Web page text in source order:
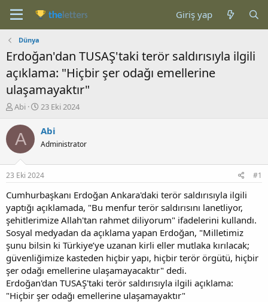
Giriş yap
Dünya
Erdoğan'dan TUSAŞ'taki terör saldırısıyla ilgili
açıklama: "Hiçbir şer odağı emellerine
ulaşamayaktır"
K
n
b
u
u
b
a
l
a
t
a
n
Abi
B
ş
a
g
ç
a
r
i
h
i
23 Eki 2024
A Abi
Administrator
23 Eki 2024 #1
Cumhurbaşkanı Erdoğan Ankara'daki terör saldırısıyla ilgili
yaptığı açıklamada, "Bu menfur terör saldırısını lanetliyor,
şehitlerimize Allah'tan rahmet diliyorum" ifadelerini kullandı.
Sosyal medyadan da açıklama yapan Erdoğan, "Milletimiz
şunu bilsin ki Türkiye’ye uzanan kirli eller mutlaka kırılacak;
güvenliğimize kasteden hiçbir yapı, hiçbir terör örgütü, hiçbir
şer odağı emellerine ulaşamayacaktır" dedi.
Erdoğan'dan TUSAŞ'taki terör saldırısıyla ilgili açıklama:
"Hiçbir şer odağı emellerine ulaşamayaktır"